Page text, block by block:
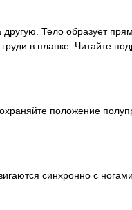
Тело образует
в планке. Читайте
положение
синхронно с